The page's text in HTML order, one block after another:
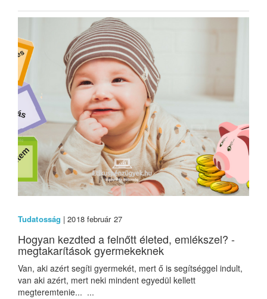
Tudatosság | 2018 február 27
Hogyan kezdted a felnőtt életed, emlékszel? -
megtakarítások gyermekeknek
Van, aki azért segíti gyermekét, mert ő is segítséggel indult,
van aki azért, mert neki mindent egyedül kellett
megteremtenie... ...